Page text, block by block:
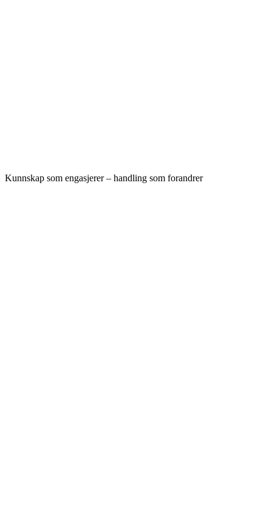
Kunnskap som engasjerer – handling som forandrer